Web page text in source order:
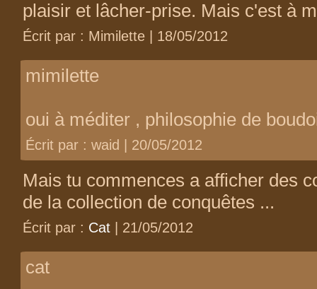
plaisir et lâcher-prise. Mais c'est à
Écrit par : Mimilette | 18/05/2012
mimilette
oui à méditer , philosophie de
Écrit par : waid | 20/05/2012
Mais tu commences a afficher des
de la collection de conquêtes ...
Écrit par : Cat | 21/05/2012
cat